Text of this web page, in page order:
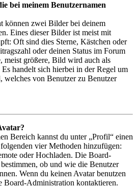
bei meinem Benutzernamen
können zwei Bilder bei deinem
Eines dieser Bilder ist meist mit
Oft sind dies Sterne, Kästchen oder
oder deinen Status im Forum
meist größere, Bild wird auch als
Es handelt sich hierbei in der Regel um
welches von Benutzer zu Benutzer
Bereich kannst du unter „Profil“ einen
vier Methoden hinzufügen:
oder Hochladen. Die Board-
ob und wie die Benutzer
Wenn du keinen Avatar benutzen
Board-Administration kontaktieren.